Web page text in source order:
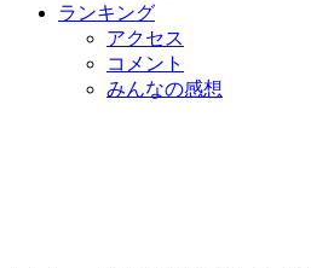
ランキング
アクセス
コメント
みんなの感想